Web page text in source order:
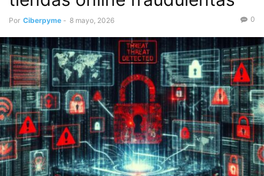
Por Ciberpyme - 8 mayo, 2026 0